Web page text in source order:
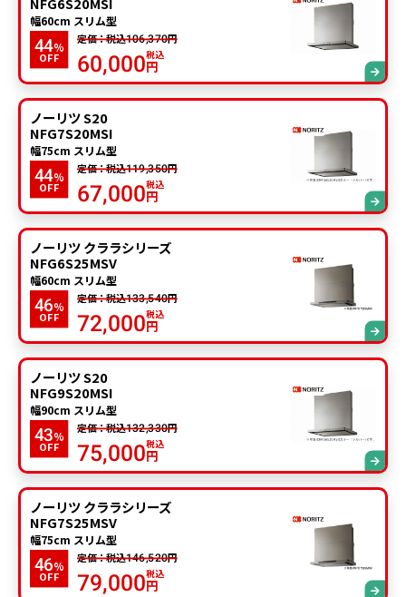
幅60cm スリム型
44%
OFF
定価：税込106,370円
60,000税込
円
ノーリツ S20
NFG7S20MSI
幅75cm スリム型
44%
OFF
定価：税込119,350円
67,000税込
円
ノーリツ クララシリーズ
NFG6S25MSV
幅60cm スリム型
46%
OFF
定価：税込133,540円
72,000税込
円
ノーリツ S20
NFG9S20MSI
幅90cm スリム型
43%
OFF
定価：税込132,330円
75,000税込
円
ノーリツ クララシリーズ
NFG7S25MSV
幅75cm スリム型
46%
OFF
定価：税込146,520円
79,000税込
円